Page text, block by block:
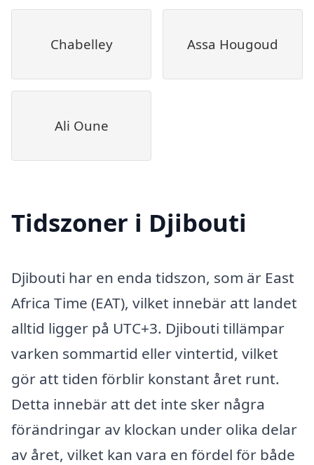
Chabelley Assa Hougoud
Ali Oune
Tidszoner i Djibouti
Djibouti har en enda tidszon, som är East
Africa Time (EAT), vilket innebär att landet
alltid ligger på UTC+3. Djibouti tillämpar
varken sommartid eller vintertid, vilket
gör att tiden förblir konstant året runt.
Detta innebär att det inte sker några
förändringar av klockan under olika delar
av året, vilket kan vara en fördel för både